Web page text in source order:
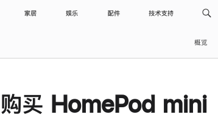
家居 娱乐 配件 技术支持
概览
购买 HomePod mini